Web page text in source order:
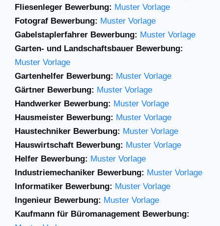
Fliesenleger Bewerbung: Muster Vorlage
Fotograf Bewerbung: Muster Vorlage
Gabelstaplerfahrer Bewerbung: Muster Vorlage
Garten- und Landschaftsbauer Bewerbung:
Muster Vorlage
Gartenhelfer Bewerbung: Muster Vorlage
Gärtner Bewerbung: Muster Vorlage
Handwerker Bewerbung: Muster Vorlage
Hausmeister Bewerbung: Muster Vorlage
Haustechniker Bewerbung: Muster Vorlage
Hauswirtschaft Bewerbung: Muster Vorlage
Helfer Bewerbung: Muster Vorlage
Industriemechaniker Bewerbung: Muster Vorlage
Informatiker Bewerbung: Muster Vorlage
Ingenieur Bewerbung: Muster Vorlage
Kaufmann für Büromanagement Bewerbung: